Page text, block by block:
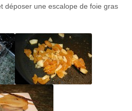
déposer une escalope de foie gras